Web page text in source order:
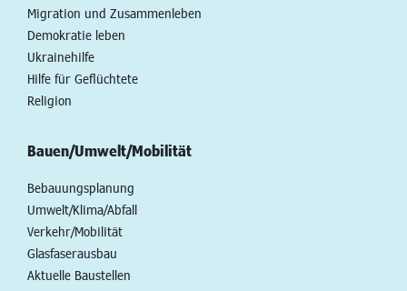
Migration und Zusammenleben
Demokratie leben
Ukrainehilfe
Hilfe für Geflüchtete
Religion
Bauen/Umwelt/Mobilität
Bebauungsplanung
Umwelt/Klima/Abfall
Verkehr/Mobilität
Glasfaserausbau
Aktuelle Baustellen